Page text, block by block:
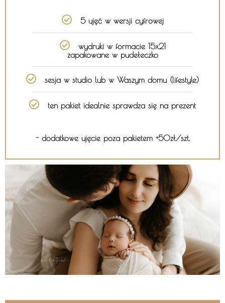
5 ujęć w wersji cyfrowej
wydruki w formacie 15x21
zapakowane w pudełeczko
sesja w studio lub w Waszym domu (lifestyle)
ten pakiet idealnie sprawdza się na prezent
- dodatkowe ujęcie poza pakietem +50zł/szt.